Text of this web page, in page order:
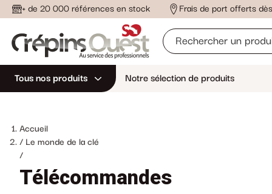
+ de 20 000 références en stock Frais de port offerts
Tous nos produits Notre sélection de produits
Accueil
Le monde de la clé
/
Télécommandes